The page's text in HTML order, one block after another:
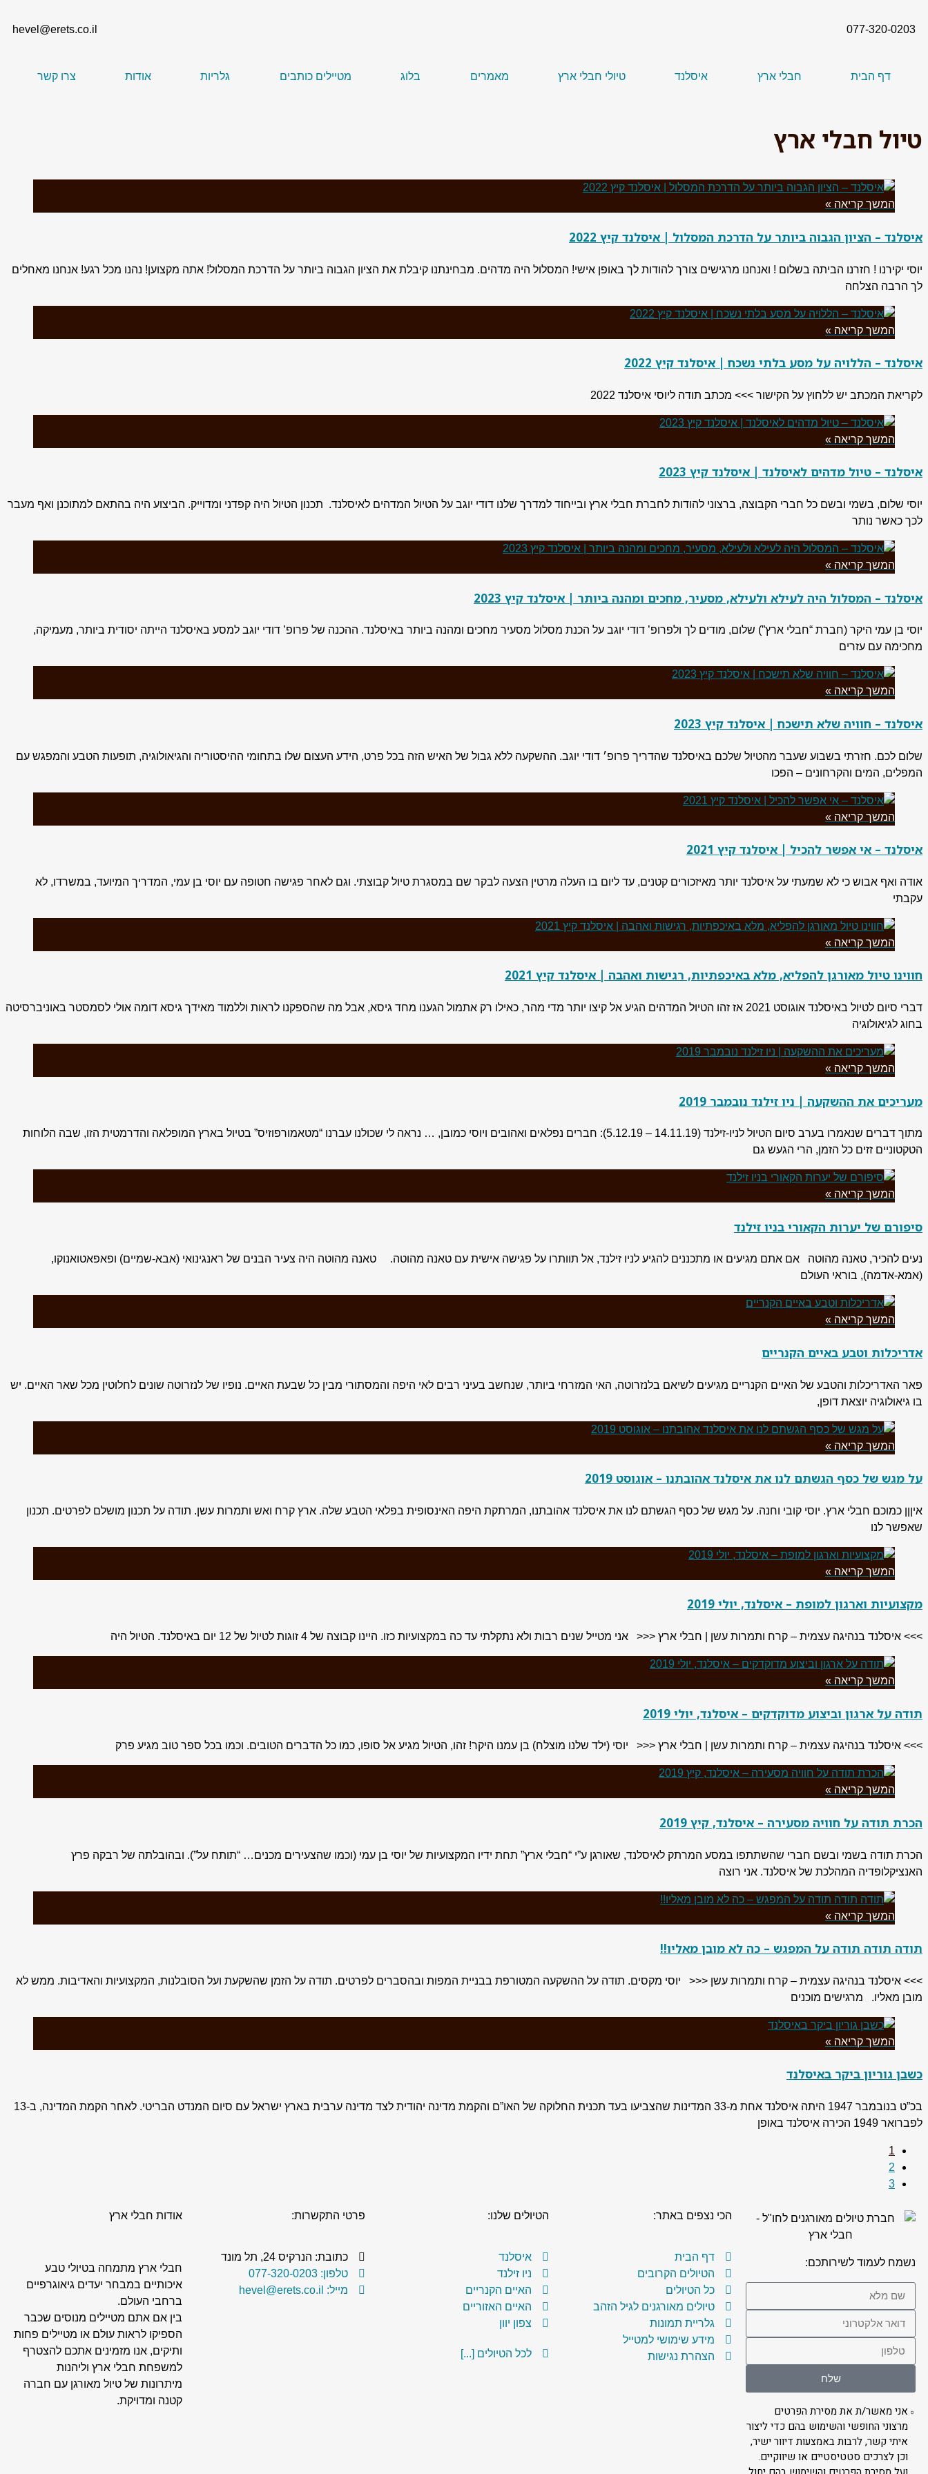
077-320-0203
hevel@erets.co.il
דף הבית חבלי ארץ איסלנד טיולי חבלי ארץ מאמרים בלוג מטיילים כותבים גלריות אודות צרו קשר
טיול חבלי ארץ
המשך קריאה »
איסלנד – הציון הגבוה ביותר על הדרכת המסלול | איסלנד קיץ 2022
יוסי יקירנו ! חזרנו הביתה בשלום ! ואנחנו מרגישים צורך להודות לך באופן אישי! המסלול היה מדהים. מבחינתנו קיבלת את הציון הגבוה ביותר על הדרכת המסלול! אתה מקצוען! נהנו מכל רגע! אנחנו מאחלים
לך הרבה הצלחה
המשך קריאה »
איסלנד – הללויה על מסע בלתי נשכח | איסלנד קיץ 2022
לקריאת המכתב יש ללחוץ על הקישור >>> מכתב תודה ליוסי איסלנד 2022
המשך קריאה »
איסלנד – טיול מדהים לאיסלנד | איסלנד קיץ 2023
יוסי שלום, בשמי ובשם כל חברי הקבוצה, ברצוני להודות לחברת חבלי ארץ ובייחוד למדרך שלנו דודי יוגב על הטיול המדהים לאיסלנד. תכנון הטיול היה קפדני ומדוייק. הביצוע היה בהתאם למתוכנן ואף מעבר
לכך כאשר נותר
המשך קריאה »
איסלנד – המסלול היה לעילא ולעילא, מסעיר, מחכים ומהנה ביותר | איסלנד קיץ 2023
יוסי בן עמי היקר (חברת “חבלי ארץ”) שלום, מודים לך ולפרופ’ דודי יוגב על הכנת מסלול מסעיר מחכים ומהנה ביותר באיסלנד. ההכנה של פרופ’ דודי יוגב למסע באיסלנד הייתה יסודית ביותר, מעמיקה,
מחכימה עם עזרים
המשך קריאה »
איסלנד – חוויה שלא תישכח | איסלנד קיץ 2023
שלום לכם. חזרתי בשבוע שעבר מהטיול שלכם באיסלנד שהדריך פרופ׳ דודי יוגב. ההשקעה ללא גבול של האיש הזה בכל פרט, הידע העצום שלו בתחומי ההיסטוריה והגיאולוגיה, תופעות הטבע והמפגש עם
המפלים, המים והקרחונים – הפכו
המשך קריאה »
איסלנד – אי אפשר להכיל | איסלנד קיץ 2021
אודה ואף אבוש כי לא שמעתי על איסלנד יותר מאיזכורים קטנים, עד ליום בו העלה מרטין הצעה לבקר שם במסגרת טיול קבוצתי. וגם לאחר פגישה חטופה עם יוסי בן עמי, המדריך המיועד, במשרדו, לא
עקבתי
המשך קריאה »
חווינו טיול מאורגן להפליא, מלא באיכפתיות, רגישות ואהבה | איסלנד קיץ 2021
דברי סיום לטיול באיסלנד אוגוסט 2021 אז זהו הטיול המדהים הגיע אל קיצו יותר מדי מהר, כאילו רק אתמול הגענו מחד גיסא, אבל מה שהספקנו לראות וללמוד מאידך גיסא דומה אולי לסמסטר באוניברסיטה
בחוג לגיאולוגיה
המשך קריאה »
מעריכים את ההשקעה | ניו זילנד נובמבר 2019
מתוך דברים שנאמרו בערב סיום הטיול לניו-זילנד (14.11.19 – 5.12.19): חברים נפלאים ואהובים ויוסי כמובן, … נראה לי שכולנו עברנו “מטאמורפוזיס” בטיול בארץ המופלאה והדרמטית הזו, שבה הלוחות
הטקטוניים זזים כל הזמן, הרי הגעש גם
המשך קריאה »
סיפורם של יערות הקאורי בניו זילנד
נעים להכיר, טאנה מהוטה אם אתם מגיעים או מתכננים להגיע לניו זילנד, אל תוותרו על פגישה אישית עם טאנה מהוטה. טאנה מהוטה היה צעיר הבנים של ראנגינואי (אבא-שמיים) ופאפאטואנוקו,
(אמא-אדמה), בוראי העולם
המשך קריאה »
אדריכלות וטבע באיים הקנריים
פאר האדריכלות והטבע של האיים הקנריים מגיעים לשיאם בלנזרוטה, האי המזרחי ביותר, שנחשב בעיני רבים לאי היפה והמסתורי מבין כל שבעת האיים. נופיו של לנזרוטה שונים לחלוטין מכל שאר האיים. יש
בו גיאולוגיה יוצאת דופן,
המשך קריאה »
על מגש של כסף הגשתם לנו את איסלנד אהובתנו – אוגוסט 2019
איןןן כמוכם חבלי ארץ. יוסי קובי וחנה. על מגש של כסף הגשתם לנו את איסלנד אהובתנו, המרתקת היפה האינסופית בפלאי הטבע שלה. ארץ קרח ואש ותמרות עשן. תודה על תכנון מושלם לפרטים. תכנון
שאפשר לנו
המשך קריאה »
מקצועיות וארגון למופת – איסלנד, יולי 2019
>>> איסלנד בנהיגה עצמית – קרח ותמרות עשן | חבלי ארץ <<< אני מטייל שנים רבות ולא נתקלתי עד כה במקצועיות כזו. היינו קבוצה של 4 זוגות לטיול של 12 יום באיסלנד. הטיול היה
המשך קריאה »
תודה על ארגון וביצוע מדוקדקים – איסלנד, יולי 2019
>>> איסלנד בנהיגה עצמית – קרח ותמרות עשן | חבלי ארץ <<< יוסי (ילד שלנו מוצלח) בן עמנו היקר! זהו, הטיול מגיע אל סופו, כמו כל הדברים הטובים. וכמו בכל ספר טוב מגיע פרק
המשך קריאה »
הכרת תודה על חוויה מסעירה – איסלנד, קיץ 2019
הכרת תודה בשמי ובשם חברי שהשתתפו במסע המרתק לאיסלנד, שאורגן ע”י “חבלי ארץ” תחת ידיו המקצועיות של יוסי בן עמי (וכמו שהצעירים מכנים… “תותח על”). ובהובלתה של רבקה פרץ
האנציקלופדיה המהלכת של איסלנד. אני רוצה
המשך קריאה »
תודה תודה תודה על המפגש – כה לא מובן מאליו!!
>>> איסלנד בנהיגה עצמית – קרח ותמרות עשן <<< יוסי מקסים. תודה על ההשקעה המטורפת בבניית המפות ובהסברים לפרטים. תודה על הזמן שהשקעת ועל הסובלנות, המקצועיות והאדיבות. ממש לא
מובן מאליו. מרגישים מוכנים
המשך קריאה »
כשבן גוריון ביקר באיסלנד
בכ”ט בנובמבר 1947 היתה איסלנד אחת מ-33 המדינות שהצביעו בעד תכנית החלוקה של האו”ם והקמת מדינה יהודית לצד מדינה ערבית בארץ ישראל עם סיום המנדט הבריטי. לאחר הקמת המדינה, ב-13
לפברואר 1949 הכירה איסלנד באופן
1
2
3
נשמח לעמוד לשירותכם:
שלח
אני מאשר/ת את מסירת הפרטים
מרצוני החופשי והשימוש בהם כדי ליצור
איתי קשר, לרבות באמצעות דיוור ישיר,
וכן לצרכים סטטיסטיים או שיווקיים.
הכי נצפים באתר:
דף הבית
הטיולים הקרובים
כל הטיולים
טיולים מאורגנים לגיל הזהב
גלריית תמונות
מידע שימושי למטייל
הצהרת נגישות
הטיולים שלנו:
איסלנד
ניו זילנד
האיים הקנריים
האיים האזוריים
צפון יוון
לכל הטיולים [...]
פרטי התקשרות:
כתובת: הנרקיס 24, תל מונד
טלפון: 077-320-0203
מייל: hevel@erets.co.il
אודות חבלי ארץ
חבלי ארץ מתמחה בטיולי טבע
איכותיים במבחר יעדים גיאוגרפיים
ברחבי העולם.
בין אם אתם מטיילים מנוסים שכבר
הספיקו לראות עולם או מטיילים פחות
ותיקים, אנו מזמינים אתכם להצטרף
למשפחת חבלי ארץ וליהנות
מיתרונות של טיול מאורגן עם חברה
קטנה ומדויקת.